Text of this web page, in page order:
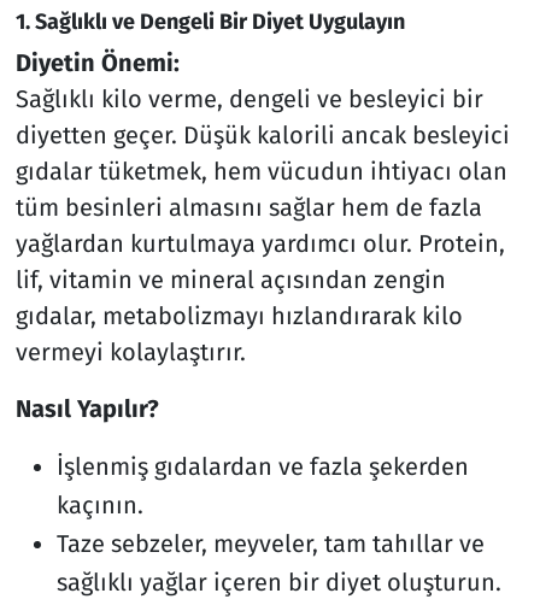
1.Sağlıklı ve Dengeli Bir Diyet Uygulayın
Diyetin Önemi:
Sağlıklı kilo verme, dengeli ve besleyici bir
diyetten geçer. Düşük kalorili ancak besleyici
gıdalar tüketmek, hem vücudun ihtiyacı olan
tüm besinleri almasını sağlar hem de fazla
yağlardan kurtulmaya yardımcı olur. Protein,
lif, vitamin ve mineral açısından zengin
gıdalar, metabolizmayı hızlandırarak kilo
vermeyi kolaylaştırır.
Nasıl Yapılır?
İşlenmiş gıdalardan ve fazla şekerden
kaçının.
Taze sebzeler, meyveler, tam tahıllar ve
sağlıklı yağlar içeren bir diyet oluşturun.